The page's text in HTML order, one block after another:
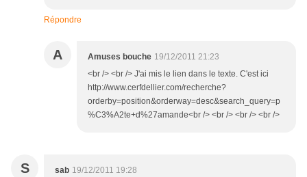
Répondre
A Amuses bouche 19/12/2011 21:23
<br /> <br /> J'ai mis le lien dans le texte. C'est ici
http://www.cerfdellier.com/recherche?
orderby=position&orderway=desc&search_query=p
%C3%A2te+d%27amande<br /> <br /> <br /> <br />
S sab 19/12/2011 19:28